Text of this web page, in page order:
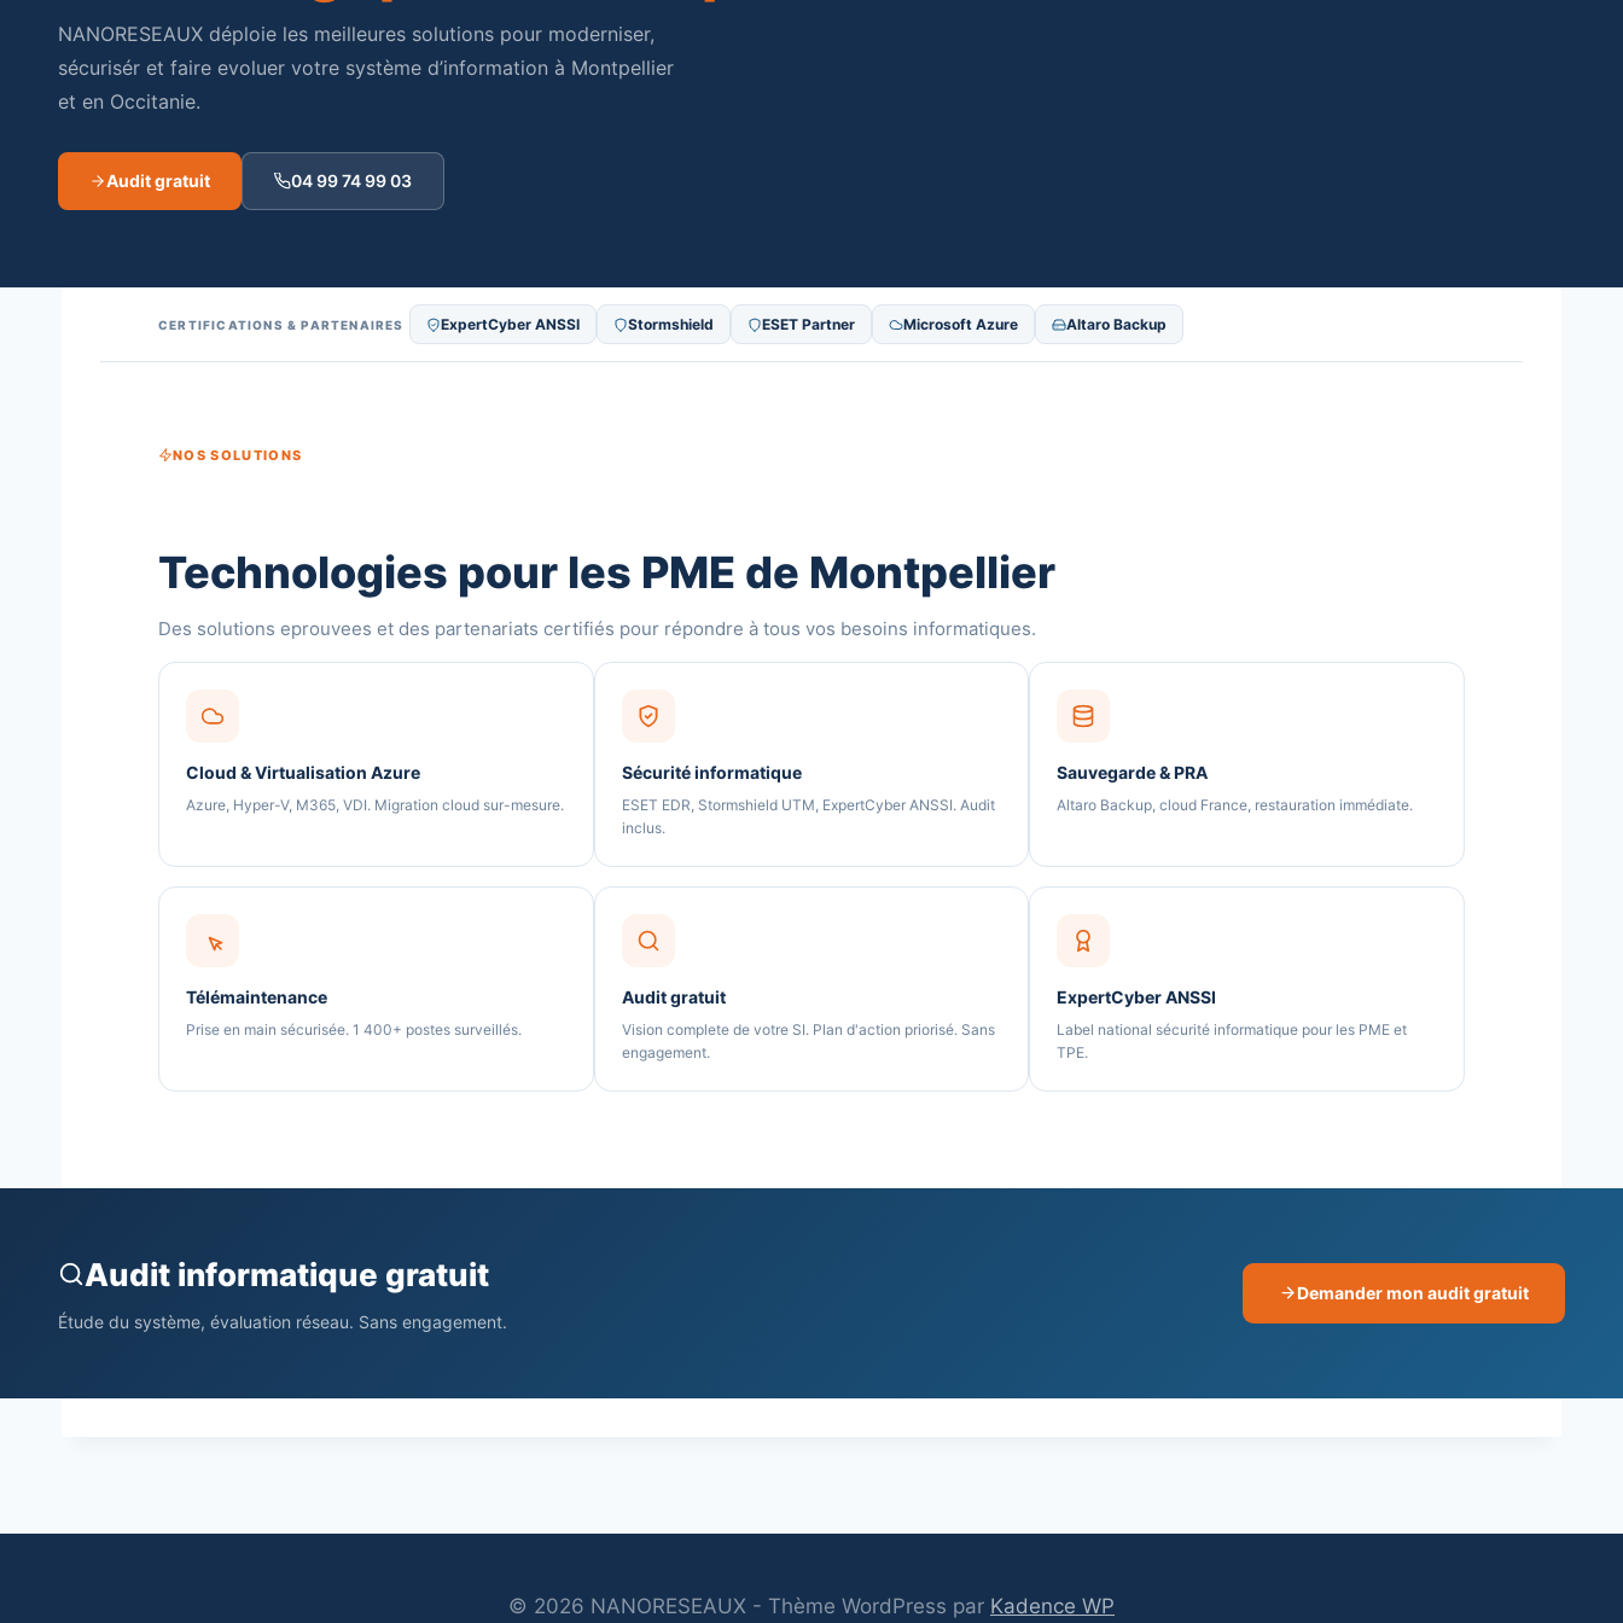
NANORESEAUX déploie les meilleures solutions pour moderniser,
sécurisér et faire evoluer votre système d’information à Montpellier
et en Occitanie.
Audit gratuit 04 99 74 99 03
CERTIFICATIONS & PARTENAIRES ExpertCyber ANSSI Stormshield ESET Partner Microsoft Azure Altaro Backup
NOS SOLUTIONS
Technologies pour les PME de Montpellier
Des solutions eprouvees et des partenariats certifiés pour répondre à tous vos besoins informatiques.
Cloud & Virtualisation Azure
Azure, Hyper-V, M365, VDI. Migration cloud sur-mesure.
Sécurité informatique
ESET EDR, Stormshield UTM, ExpertCyber ANSSI. Audit
inclus.
Sauvegarde & PRA
Altaro Backup, cloud France, restauration immédiate.
Télémaintenance
Prise en main sécurisée. 1 400+ postes surveillés.
Audit gratuit
Vision complete de votre SI. Plan d'action priorisé. Sans
engagement.
ExpertCyber ANSSI
Label national sécurité informatique pour les PME et
TPE.
Audit informatique gratuit
Étude du système, évaluation réseau. Sans engagement.
Demander mon audit gratuit
© 2026 NANORESEAUX - Thème WordPress par Kadence WP